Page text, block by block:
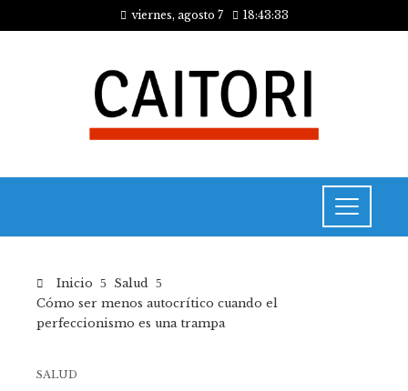
viernes, agosto 7 18:43:33
Inicio
Salud
Cómo ser menos autocrítico cuando el
perfeccionismo es una trampa
SALUD